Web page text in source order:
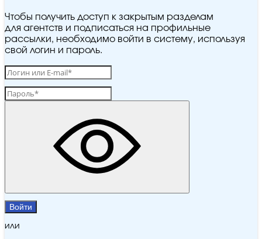
Чтобы получить доступ к закрытым разделам
для агентств и подписаться на профильные
рассылки, необходимо войти в систему, используя
свой логин и пароль.
Войти
или